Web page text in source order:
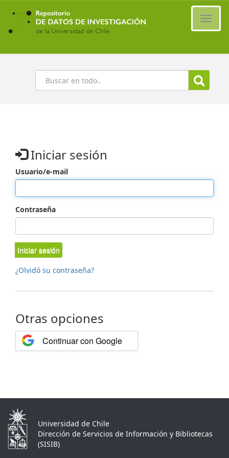
Ir
contenido
principal
Buscar
Iniciar sesión
Usuario/e-mail
Contraseña
Iniciar sesión
¿Olvidó su contraseña?
Otras opciones
Continuar con Google
Universidad de Chile
Dirección de Servicios de Información y Bibliotecas
(SISIB)